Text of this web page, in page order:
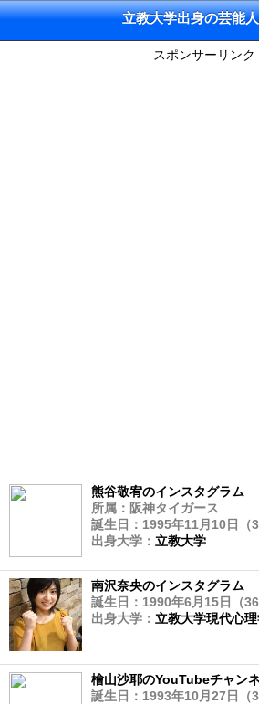
立教大学出身の芸能人
スポンサーリンク
熊谷敬宥のインスタグラム
所属：阪神タイガース
誕生日：1995年11月10日（
出身大学： 立教大学
南沢奈央のインスタグラム
誕生日：1990年6月15日（36
出身大学： 立教大学現代心
檜山沙耶のYouTubeチャン
誕生日：1993年10月27日（